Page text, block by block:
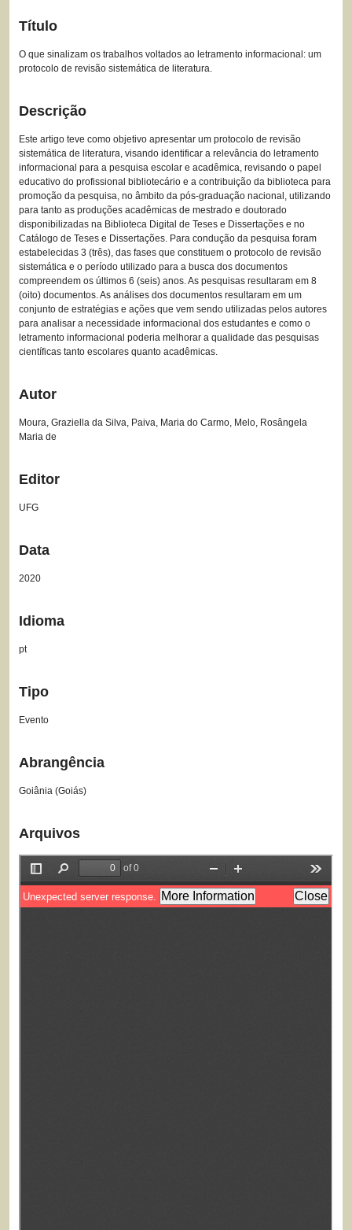
Título
O que sinalizam os trabalhos voltados ao letramento informacional: um
protocolo de revisão sistemática de literatura.
Descrição
Este artigo teve como objetivo apresentar um protocolo de revisão
sistemática de literatura, visando identificar a relevância do letramento
informacional para a pesquisa escolar e acadêmica, revisando o papel
educativo do profissional bibliotecário e a contribuição da biblioteca para
promoção da pesquisa, no âmbito da pós-graduação nacional, utilizando
para tanto as produções acadêmicas de mestrado e doutorado
disponibilizadas na Biblioteca Digital de Teses e Dissertações e no
Catálogo de Teses e Dissertações. Para condução da pesquisa foram
estabelecidas 3 (três), das fases que constituem o protocolo de revisão
sistemática e o período utilizado para a busca dos documentos
compreendem os últimos 6 (seis) anos. As pesquisas resultaram em 8
(oito) documentos. As análises dos documentos resultaram em um
conjunto de estratégias e ações que vem sendo utilizadas pelos autores
para analisar a necessidade informacional dos estudantes e como o
letramento informacional poderia melhorar a qualidade das pesquisas
científicas tanto escolares quanto acadêmicas.
Autor
Moura, Graziella da Silva, Paiva, Maria do Carmo, Melo, Rosângela
Maria de
Editor
UFG
Data
2020
Idioma
pt
Tipo
Evento
Abrangência
Goiânia (Goiás)
Arquivos